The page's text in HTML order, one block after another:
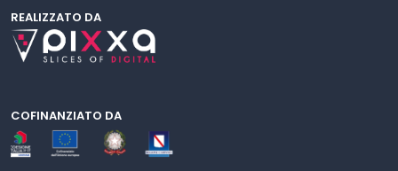
REALIZZATO DA
COFINANZIATO DA